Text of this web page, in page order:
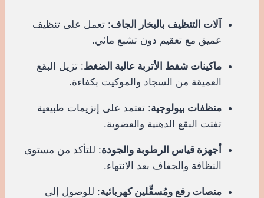
آلات التنظيف بالبخار الجاف: تعمل على تنظيف
عميق مع تعقيم دون تشبع مائي.
ماكينات شفط الأتربة عالية الضغط: تزيل البقع
العميقة من السجاد والموكيت بكفاءة.
منظفات بيولوجية: تعتمد على إنزيمات طبيعية
تفتت البقع الدهنية والعضوية.
أجهزة قياس الرطوبة والجودة: للتأكد من مستوى
النظافة والجفاف بعد الانتهاء.
منصات رفع ومُسقِّلين كهربائية: للوصول إلى